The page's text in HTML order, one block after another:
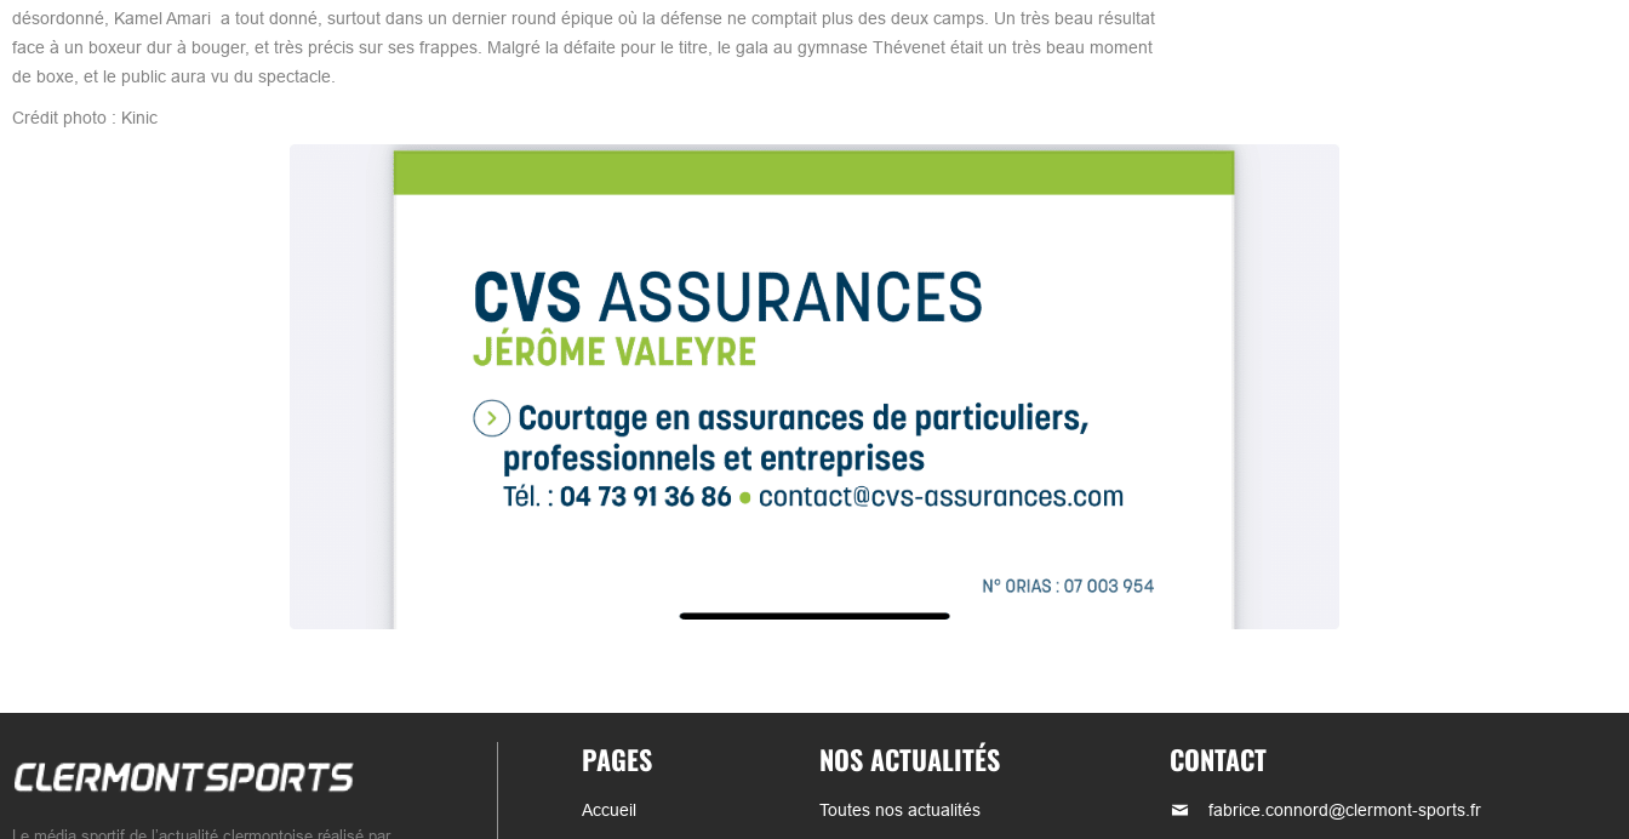
désordonné, Kamel Amari a tout donné, surtout dans un dernier round épique où la défense ne comptait plus des deux camps. Un très beau résultat
face à un boxeur dur à bouger, et très précis sur ses frappes. Malgré la défaite pour le titre, le gala au gymnase Thévenet était un très beau moment
de boxe, et le public aura vu du spectacle.
Crédit photo : Kinic
Le média sportif de l’actualité clermontoise réalisé par
PAGES
Accueil
NOS ACTUALITÉS
Toutes nos actualités
CONTACT
fabrice.connord@clermont-sports.fr